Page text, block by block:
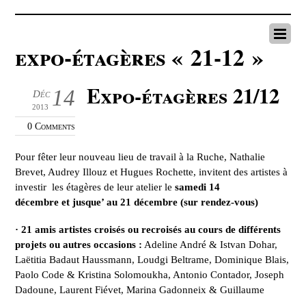
expo-étagères « 21-12 »
14
Déc
2013
0 Comments
Expo-étagères 21/12
Pour fêter leur nouveau lieu de travail à la Ruche, Nathalie
Brevet, Audrey Illouz et Hugues Rochette, invitent des artistes à
investir les étagères de leur atelier lesamedi 14
décembreet jusque’ au 21 décembre (sur rendez-vous)
· 21 amis artistes croisés ou recroisés au cours de différents
projets ou autres occasions : Adeline André & Istvan Dohar,
Laëtitia Badaut Haussmann, Loudgi Beltrame, Dominique Blais,
Paolo Code & Kristina Solomoukha, Antonio Contador, Joseph
Dadoune, Laurent Fiévet, Marina Gadonneix & Guillaume